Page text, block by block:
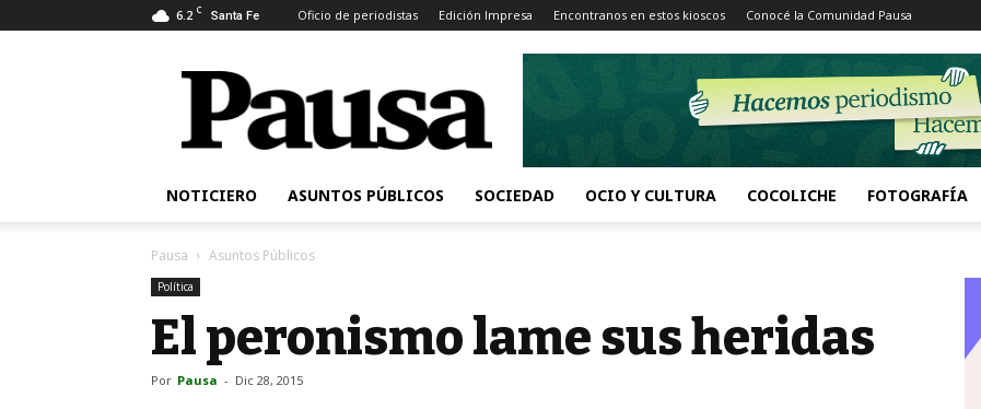
6.2 C Santa Fe Oficio de periodistas Edición Impresa Encontranos en estos kioscos Conocé la Comunidad Pausa
Pausa
NOTICIERO ASUNTOS PÚBLICOS SOCIEDAD OCIO Y CULTURA COCOLICHE FOTOGRAFÍA
Pausa Asuntos Públicos
Política
El peronismo lame sus heridas
Por Pausa - Dic 28, 2015